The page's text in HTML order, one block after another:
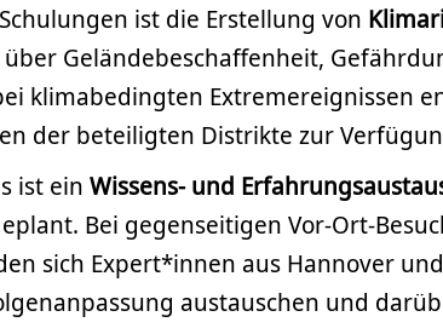
ist die Erstellung von
Geländebeschaffenheit,
klimabedingten Extremereignissen
der beteiligten Distrikte zur
ist ein Wissens- und
Bei gegenseitigen Vor-Ort-
sich Expert*innen aus Hannover
austauschen und